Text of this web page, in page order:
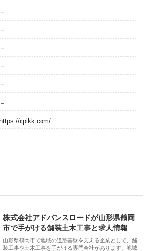
－
－
－
－
－
－
https://cpikk.com/
株式会社アドバンスロードが山形県鶴岡
市で手がける舗装土木工事と求人情報
山形県鶴岡市で地域の道路基盤を支える企業として、舗
装工事や土木工事を手がける専門会社があります。地域